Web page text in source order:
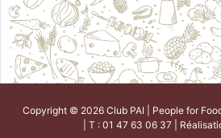
Copyright © 2026 Club PAI | People for
| T : 01 47 63 06 37 |